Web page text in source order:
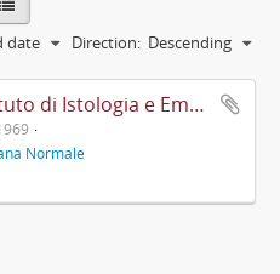
date Direction: Descending
Istituto di Istologia (Istituto di Istologia e Embriologia)
Normale